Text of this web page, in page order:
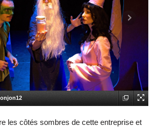
les côtés sombres de cette entreprise et